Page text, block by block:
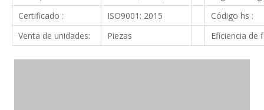
Certificado :
ISO9001: 2015
Código hs :
Venta de unidades:
Piezas Eficiencia de